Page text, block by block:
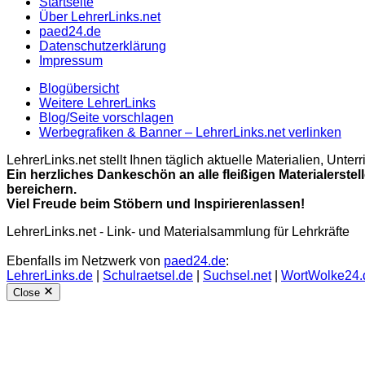
Über LehrerLinks.net
paed24.de
Datenschutzerklärung
Impressum
Blogübersicht
Weitere LehrerLinks
Blog/Seite vorschlagen
Werbegrafiken & Banner – LehrerLinks.net verlinken
LehrerLinks.net stellt Ihnen täglich aktuelle Materialien,
Ein herzliches Dankeschön an alle fleißigen
bereichern.
Viel Freude beim Stöbern und Inspirierenlassen!
LehrerLinks.net - Link- und Materialsammlung für Lehrkräfte
Ebenfalls im Netzwerk von paed24.de:
LehrerLinks.de
Schulraetsel.de Suchsel.net|
Close